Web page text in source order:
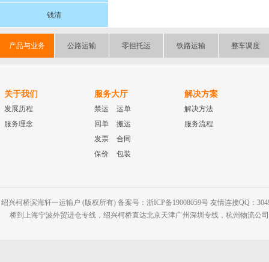
钱清
产品与业务 公路运输 零担托运 铁路运输 整车调度
关于我们
发展历程
服务理念
服务大厅
禁运
运单
回单
搬运
发票
合同
保价
包装
解决方案
解决方法
服务流程
绍兴柯桥滨海轩一运输户 (版权所有) 备案号：浙ICP备19008059号 友情连接QQ：
桥到上海宁波外贸进仓专线，绍兴柯桥直达北京天津广州深圳专线，杭州物流公